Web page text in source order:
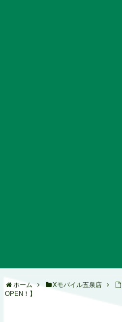
ホーム Xモバイル五泉店
OPEN！】